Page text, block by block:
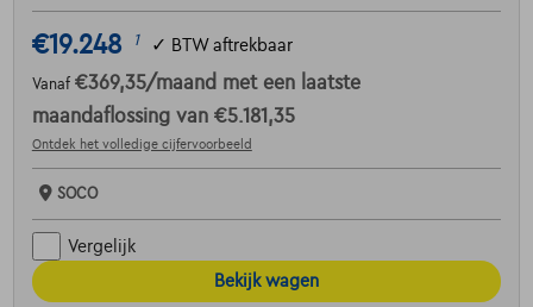
€19.248 1 ✓ BTW aftrekbaar
Vanaf €369,35/maand met een laatste
maandaflossing van €5.181,35
Ontdek het volledige cijfervoorbeeld
SOCO
Vergelijk
Bekijk wagen